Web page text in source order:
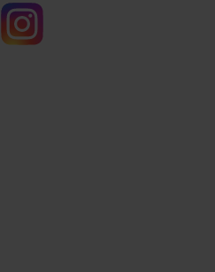
Instagram